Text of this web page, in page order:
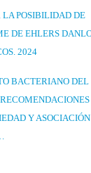
LA POSIBILIDAD DE
DE EHLERS
2024
BACTERIANO DEL
Y
.